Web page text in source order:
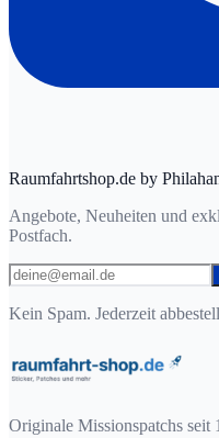
Raumfahrtshop.de by
Angebote, Neuheiten und
Postfach.
Kein Spam. Jederzeit
Originale Missionspatchs seit